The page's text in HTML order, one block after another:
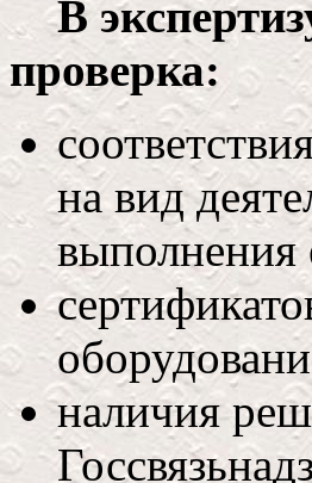
В экспертизу
проверка:
на вид
выполнения
наличия